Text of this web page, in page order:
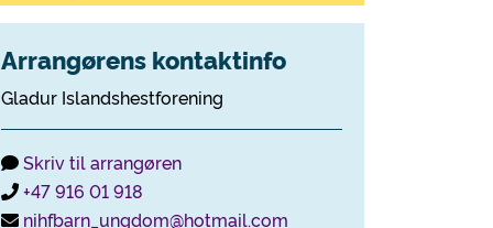
Arrangørens kontaktinfo
Gladur Islandshestforening
Skriv til arrangøren
+47 916 01 918
nihfbarn_ungdom@hotmail.com